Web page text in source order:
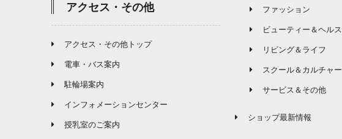
アクセス・その他
アクセス・その他トップ
電車・バス案内
駐輪場案内
インフォメーションセンター
授乳室のご案内
ファッション
ビューティー＆ヘルス
リビング＆ライフ
スクール＆カルチャー
サービス＆その他
ショップ最新情報